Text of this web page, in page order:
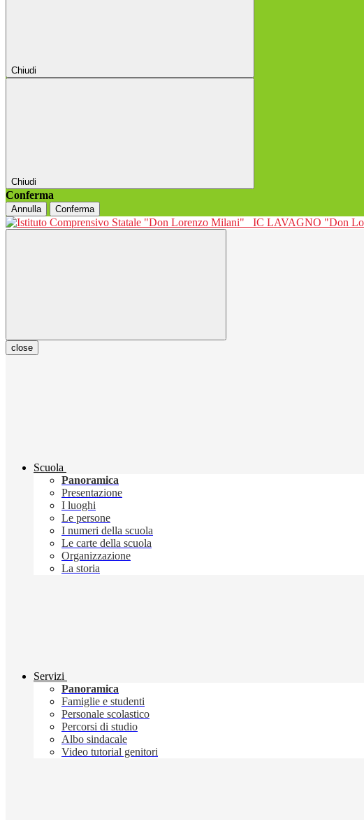
Chiudi
Chiudi
Conferma
Annulla Conferma
IC LAVAGNO "Don
close
Scuola
Panoramica
Presentazione
I luoghi
Le persone
I numeri della scuola
Le carte della scuola
Organizzazione
La storia
Servizi
Panoramica
Famiglie e studenti
Personale scolastico
Percorsi di studio
Albo sindacale
Video tutorial genitori